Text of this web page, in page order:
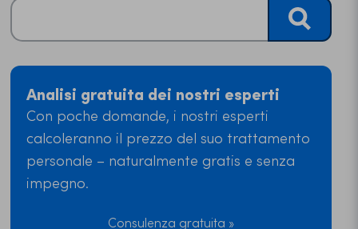
Analisi gratuita dei nostri esperti
Con poche domande, i nostri esperti
calcoleranno il prezzo del suo trattamento
personale – naturalmente gratis e senza
impegno.
Consulenza gratuita »